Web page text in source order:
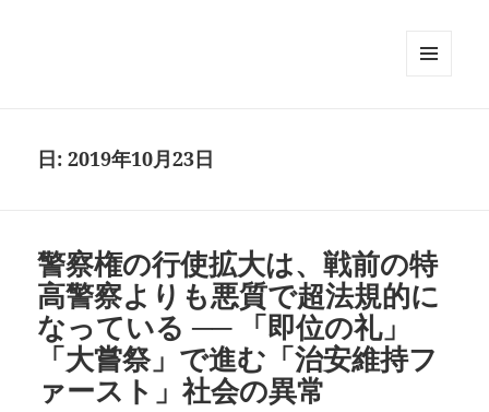
日:2019年10月23日
警察権の行使拡大は、戦前の特
高警察よりも悪質で超法規的に
なっている ── 「即位の礼」
「大嘗祭」で進む「治安維持フ
ァースト」社会の異常